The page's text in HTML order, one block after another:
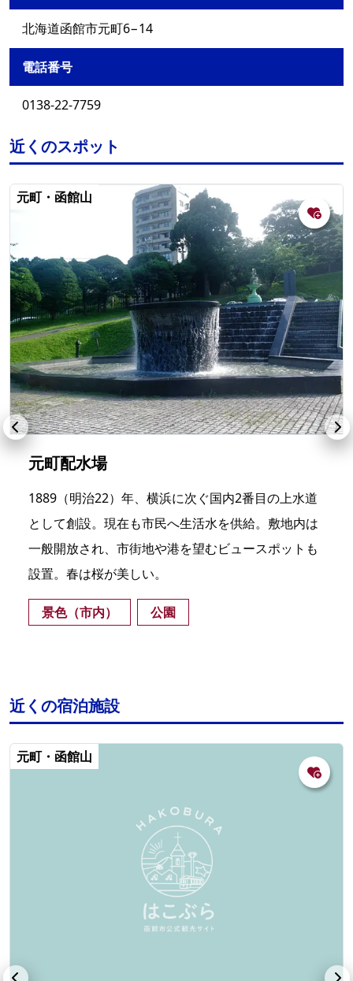
北海道函館市元町6−14
電話番号
0138-22-7759
近くのスポット
元町・函館山
元町配水場
1889（明治22）年、横浜に次ぐ国内2番目の上水道
として創設。現在も市民へ生活水を供給。敷地内は
一般開放され、市街地や港を望むビュースポットも
設置。春は桜が美しい。
景色（市内） 公園
近くの宿泊施設
元町・函館山